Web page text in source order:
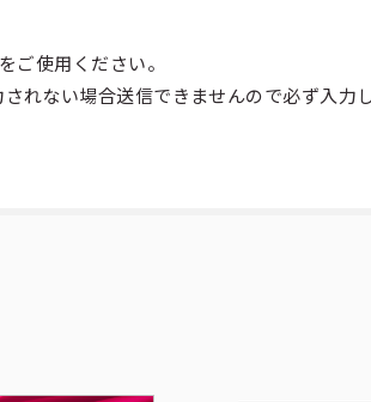
ご使用ください。
れない場合送信できませんので必ず入力